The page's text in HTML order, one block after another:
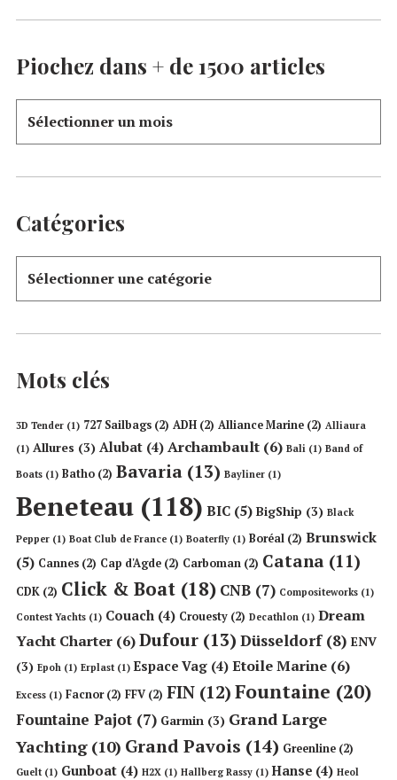
Piochez dans + de 1500 articles
Catégories
Mots clés
3D Tender (1) 727 Sailbags (2) ADH (2) Alliance Marine (2) Alliaura
(1) Allures (3) Alubat (4) Archambault (6) Bali (1) Band of
Boats (1) Batho (2) Bavaria (13) Bayliner (1)
Beneteau (118) BIC (5) BigShip (3) Black
Pepper (1) Boat Club de France (1) Boaterfly (1) Boréal (2) Brunswick
(5) Cannes (2) Cap d'Agde (2) Carboman (2) Catana (11)
CDK (2) Click & Boat (18) CNB (7) Compositeworks (1)
Contest Yachts (1) Couach (4) Crouesty (2) Decathlon (1) Dream
Yacht Charter (6)Dufour (13) Düsseldorf(8) ENV
(3) Epoh (1) Erplast (1) Espace Vag (4) Etoile Marine (6)
Excess (1) Facnor(2) FFV (2) FIN (12) Fountaine (20)
Fountaine Pajot (7) Garmin (3) Grand Large
Yachting(10) Grand Pavois (14) Greenline (2)
Guelt (1) Gunboat (4) H2X (1) Hallberg Rassy (1) Hanse (4) Heol